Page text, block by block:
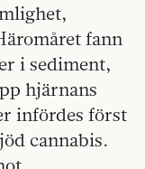
fann
i sediment,
hjärnans
infördes först
cannabis.